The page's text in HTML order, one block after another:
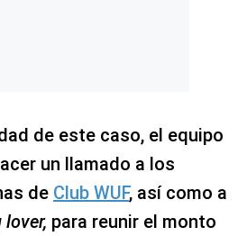
de este caso, el equipo
un llamado a los
de Club WUF, así como a
lover, para reunir el monto